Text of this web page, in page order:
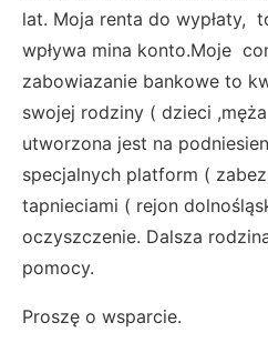
lat. Moja renta do wypłaty,
wpływa mina konto.Moje
zabowiazanie bankowe to
swojej rodziny ( dzieci
utworzona jest na
specjalnych platform (
tapnieciami ( rejon
oczyszczenie. Dalsza
pomocy.
Proszę o wsparcie.